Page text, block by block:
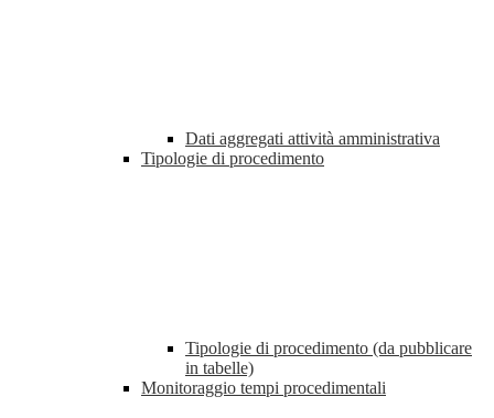
Dati aggregati attività amministrativa
Tipologie di procedimento
Tipologie di procedimento (da pubblicare
in tabelle)
Monitoraggio tempi procedimentali